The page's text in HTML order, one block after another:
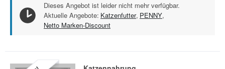
Dieses Angebot ist leider nicht mehr verfügbar.
Aktuelle Angebote: Katzenfutter, PENNY,
Netto Marken-Discount